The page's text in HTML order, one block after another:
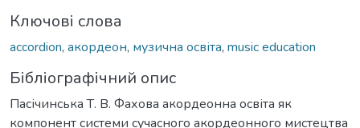
Ключові слова
accordion, акордеон, музична освіта, music education
Бібліографічний опис
Пасічинська Т. В. Фахова акордеонна освіта як
компонент системи сучасного акордеонного мистецтва